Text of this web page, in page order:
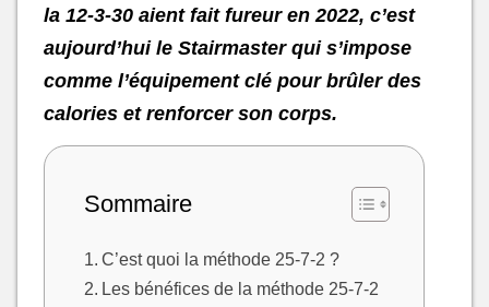
la 12-3-30 aient fait fureur en 2022, c’est
aujourd’hui le Stairmaster qui s’impose
comme l’équipement clé pour brûler des
calories et renforcer son corps.
Sommaire
C’est quoi la méthode 25-7-2 ?
Les bénéfices de la méthode 25-7-2